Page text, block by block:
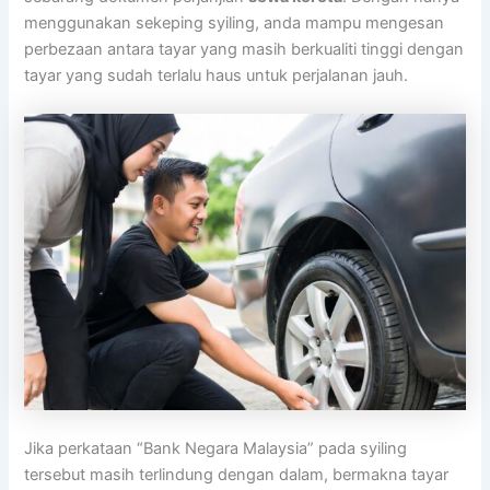
menggunakan sekeping syiling, anda mampu mengesan
perbezaan antara tayar yang masih berkualiti tinggi dengan
tayar yang sudah terlalu haus untuk perjalanan jauh.
Jika perkataan “Bank Negara Malaysia” pada syiling
tersebut masih terlindung dengan dalam, bermakna tayar